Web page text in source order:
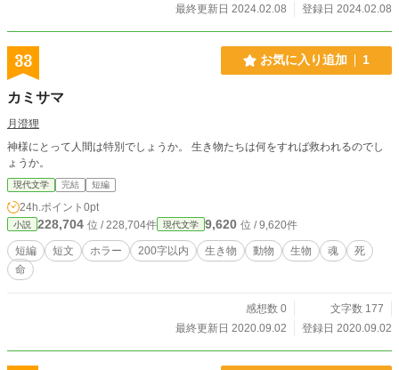
たり、ホテルに行ったりしている。彼女とは体の相性が良
り者は嫌いなので別れた。でも、今では友達として交流があ
る。二人目の元妻は、|岩見優子《いわみゆうこ》と言い、四
護世帯。午前中だけ食堂の皿洗いの仕事に行っている。牧子
最終更新日 2024.02.08
登録日 2024.02.08
33 お気に入り追加 1
カミサマ
月澄狸
神様にとって人間は特別でしょうか。 生き物たちは何をすれば救われるのでし
ょうか。
現代文学 完結 短編
24h.ポイント 0pt
小説 228,704 位 / 228,704件 現代文学 9,620 位 / 9,620件
短編 短文 ホラー 200字以内 生き物 動物 生物 魂
死
命
感想数 0
文字数 177
最終更新日 2020.09.02
登録日 2020.09.02